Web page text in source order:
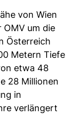
von Wien
OMV um die
Österreich
Metern Tiefe
etwa 48
28 Millionen
in
verlängert